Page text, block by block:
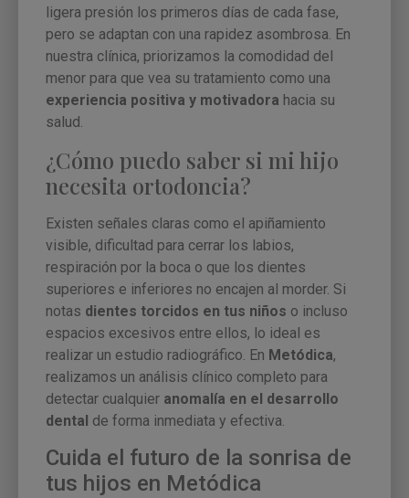
ligera presión los primeros días de cada fase,
pero se adaptan con una rapidez asombrosa. En
nuestra clínica, priorizamos la comodidad del
menor para que vea su tratamiento como una
experiencia positiva y motivadora hacia su
salud.
¿Cómo puedo saber si mi hijo
necesita ortodoncia?
Existen señales claras como el apiñamiento
visible, dificultad para cerrar los labios,
respiración por la boca o que los dientes
superiores e inferiores no encajen al morder. Si
notas dientes torcidos en tus niños o incluso
espacios excesivos entre ellos, lo ideal es
realizar un estudio radiográfico. En Metódica,
realizamos un análisis clínico completo para
detectar cualquier anomalía en el desarrollo
dental de forma inmediata y efectiva.
Cuida el futuro de la sonrisa de
tus hijos en Metódica